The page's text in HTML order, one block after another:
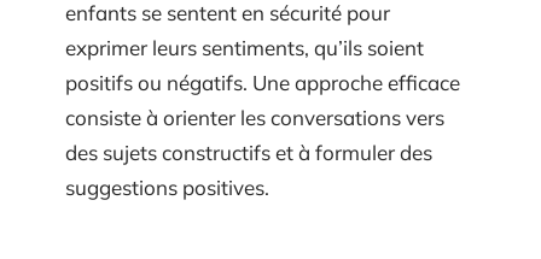
enfants se sentent en sécurité pour
exprimer leurs sentiments, qu’ils soient
positifs ou négatifs. Une approche efficace
consiste à orienter les conversations vers
des sujets constructifs et à formuler des
suggestions positives.